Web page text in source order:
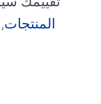
المنتجات,